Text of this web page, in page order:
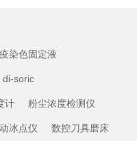
染色固定液
di-soric
计 粉尘浓度检测仪
冰点仪 数控刀具磨床